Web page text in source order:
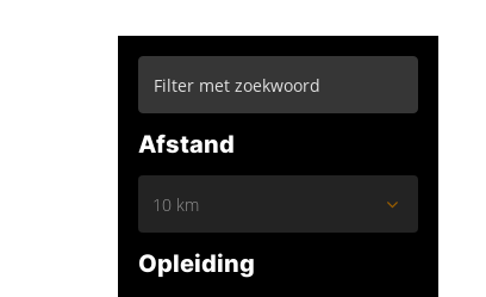
Afstand
10 km
Opleiding